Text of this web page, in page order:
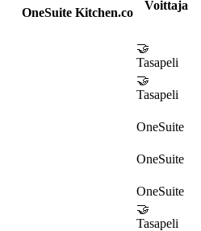
OneSuite Kitchen.co
Voittaja
🤝
Tasapeli
🤝
Tasapeli
OneSuite
OneSuite
OneSuite
🤝
Tasapeli